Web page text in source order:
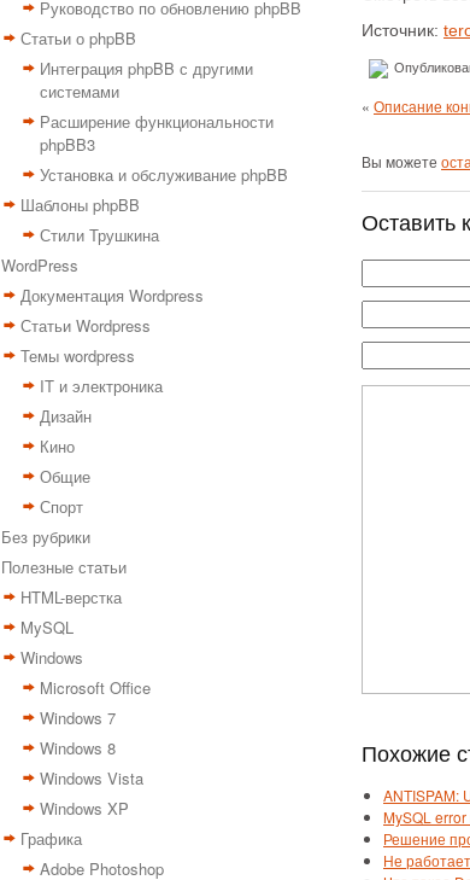
Руководство по обновлению phpBB
Статьи о phpBB
Интеграция phpBB с другими
системами
Расширение функциональности
phpBB3
Установка и обслуживание phpBB
Шаблоны phpBB
Стили Трушкина
WordPress
Документация Wordpress
Статьи Wordpress
Темы wordpress
IT и электроника
Дизайн
Кино
Общие
Спорт
Без рубрики
Полезные статьи
HTML-верстка
MySQL
Windows
Microsoft Office
Windows 7
Windows 8
Windows Vista
Windows XP
Графика
Adobe Photoshop
Источник:
« Описание
Вы можете
Оставить
Похожие
ANTISPAM:
MySQL
Решение
Не